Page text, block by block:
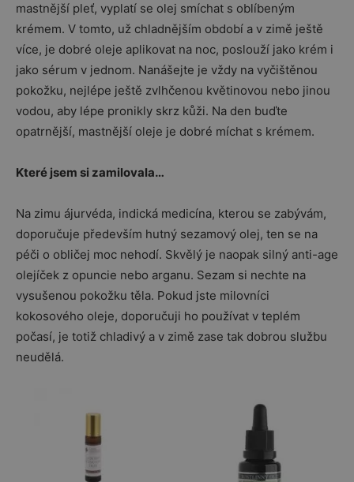
mastnější pleť, vyplatí se olej smíchat s oblíbeným
krémem. V tomto, už chladnějším období a v zimě ještě
více, je dobré oleje aplikovat na noc, poslouží jako krém i
jako sérum v jednom. Nanášejte je vždy na vyčištěnou
pokožku, nejlépe ještě zvlhčenou květinovou nebo jinou
vodou, aby lépe pronikly skrz kůži. Na den buďte
opatrnější, mastnější oleje je dobré míchat s krémem.
Které jsem si zamilovala…
Na zimu ájurvéda, indická medicína, kterou se zabývám,
doporučuje především hutný sezamový olej, ten se na
péči o obličej moc nehodí. Skvělý je naopak silný anti-age
olejíček z opuncie nebo arganu. Sezam si nechte na
vysušenou pokožku těla. Pokud jste milovníci
kokosového oleje, doporučuji ho používat v teplém
počasí, je totiž chladivý a v zimě zase tak dobrou službu
neudělá.